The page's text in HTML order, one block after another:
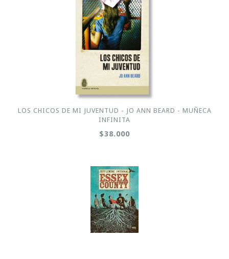
LOS CHICOS DE MI JUVENTUD - JO ANN BEARD - MUÑECA
INFINITA
$38.000